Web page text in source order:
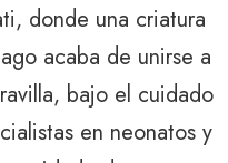
donde una criatura
acaba de unirse a
bajo el cuidado
en neonatos y